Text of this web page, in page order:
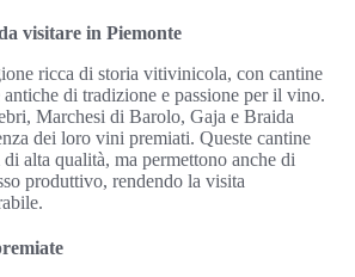
visitare in Piemonte
ricca di storia vitivinicola, con cantine
di tradizione e passione per il vino.
Marchesi di Barolo, Gaja e Braida
dei loro vini premiati. Queste cantine
alta qualità, ma permettono anche di
produttivo, rendendo la visita